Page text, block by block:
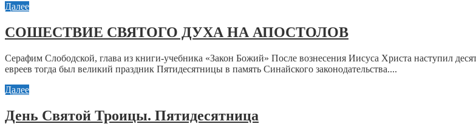
Далее
СОШЕСТВИЕ СВЯТОГО ДУХА НА АПОСТОЛОВ
Серафим Слободской, глава из книги-учебника «Закон Божий» После вознесения Иисуса Христа наступил
евреев тогда был великий праздник Пятидесятницы в память Синайского законодательства....
Далее
День Святой Троицы. Пятидесятница